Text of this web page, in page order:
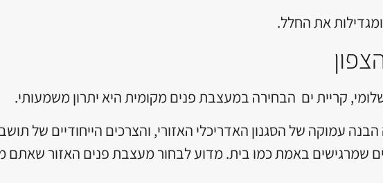
את החלל.
קריית ים הבחירה במעצבת פנים מקומית היא יתרון משמעותי.
עמוקה של הסגנון האדריכלי האזורי, והצרכים הייחודיים של
שמרגישים באמת כמו בית. מדוע לבחור מעצבת פנים האזור שאתם